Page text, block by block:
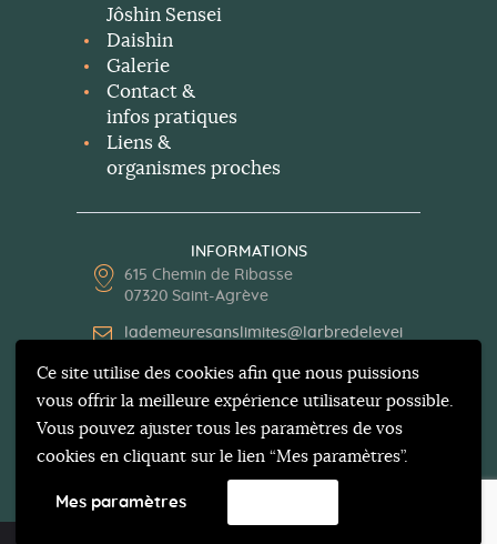
Ce site utilise des cookies afin que nous puissions
vous offrir la meilleure expérience utilisateur possible.
Vous pouvez ajuster tous les paramètres de vos
cookies en cliquant sur le lien “Mes paramètres”.
Mes paramètres
Jôshin Sensei
Daishin
Galerie
Contact &
infos pratiques
Liens &
organismes proches
INFORMATIONS
615 Chemin de Ribasse
07320 Saint-Agrève
lademeuresanslimites@larbredelevei
04 75 30 13 62